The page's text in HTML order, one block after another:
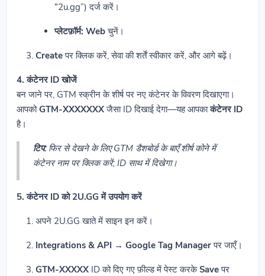
“2u.gg”) दर्ज करें।
प्लेटफ़ॉर्म: Webचुनें।
Createपर क्लिक करें, सेवा की शर्तें स्वीकार करें, और आगे बढ़ें।
4. कंटेनर ID खोजें
बन जाने पर, GTM स्क्रीन के शीर्ष पर नए कंटेनर के विवरण दिखाएगा।
आपकोGTM-XXXXXXXजैसा ID दिखाई देगा—यह आपकाकंटेनर ID
है।
टिप:फिर से देखने के लिए GTM डैशबोर्ड के बाएँ शीर्ष कोने में
कंटेनर नाम पर क्लिक करें; ID साथ में दिखेगा।
5. कंटेनर ID को 2U.GG में उपयोग करें
अपने 2U.GG खाते में साइन इन करें।
Integrations & API → Google Tag Managerपर जाएँ।
GTM-XXXXX ID को दिए गए फ़ील्ड में पेस्ट करकेSaveपर